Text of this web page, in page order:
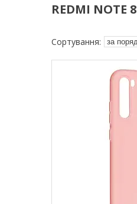
REDMI NOTE 8